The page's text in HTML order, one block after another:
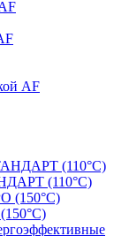
AF
(110°C)